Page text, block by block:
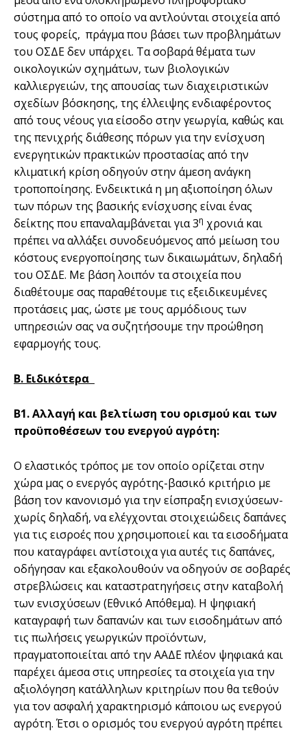
σύστημα από το οποίο να αντλούνται στοιχεία από
τους φορείς, πράγμα που βάσει των προβλημάτων
του ΟΣΔΕ δεν υπάρχει. Τα σοβαρά θέματα των
οικολογικών σχημάτων, των βιολογικών
καλλιεργειών, της απουσίας των διαχειριστικών
σχεδίων βόσκησης, της έλλειψης ενδιαφέροντος
από τους νέους για είσοδο στην γεωργία, καθώς και
της πενιχρής διάθεσης πόρων για την ενίσχυση
ενεργητικών πρακτικών προστασίας από την
κλιματική κρίση οδηγούν στην άμεση ανάγκη
τροποποίησης. Ενδεικτικά η μη αξιοποίηση όλων
των πόρων της βασικής ενίσχυσης είναι ένας
δείκτης που επαναλαμβάνεται για 3η χρονιά και
πρέπει να αλλάξει συνοδευόμενος από μείωση του
κόστους ενεργοποίησης των δικαιωμάτων, δηλαδή
του ΟΣΔΕ. Με βάση λοιπόν τα στοιχεία που
διαθέτουμε σας παραθέτουμε τις εξειδικευμένες
προτάσεις μας, ώστε με τους αρμόδιους των
υπηρεσιών σας να συζητήσουμε την προώθηση
εφαρμογής τους.
Β. Ειδικότερα
Β1. Αλλαγή και βελτίωση του ορισμού και των
προϋποθέσεων του ενεργού αγρότη:
Ο ελαστικός τρόπος με τον οποίο ορίζεται στην
χώρα μας ο ενεργός αγρότης-βασικό κριτήριο με
βάση τον κανονισμό για την είσπραξη ενισχύσεων-
χωρίς δηλαδή, να ελέγχονται στοιχειώδεις δαπάνες
για τις εισροές που χρησιμοποιεί και τα εισοδήματα
που καταγράφει αντίστοιχα για αυτές τις δαπάνες,
οδήγησαν και εξακολουθούν να οδηγούν σε σοβαρές
στρεβλώσεις και καταστρατηγήσεις στην καταβολή
των ενισχύσεων (Εθνικό Απόθεμα). Η ψηφιακή
καταγραφή των δαπανών και των εισοδημάτων από
τις πωλήσεις γεωργικών προϊόντων,
πραγματοποιείται από την ΑΑΔΕ πλέον ψηφιακά και
παρέχει άμεσα στις υπηρεσίες τα στοιχεία για την
αξιολόγηση κατάλληλων κριτηρίων που θα τεθούν
για τον ασφαλή χαρακτηρισμό κάποιου ως ενεργού
αγρότη. Έτσι ο ορισμός του ενεργού αγρότη πρέπει